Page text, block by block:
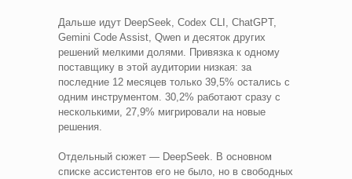
Дальше идут DeepSeek, Codex CLI, ChatGPT,
Gemini Code Assist, Qwen и десяток других
решений мелкими долями. Привязка к одному
поставщику в этой аудитории низкая: за
последние 12 месяцев только 39,5% остались с
одним инструментом. 30,2% работают сразу с
несколькими, 27,9% мигрировали на новые
решения.
Отдельный сюжет — DeepSeek. В основном
списке ассистентов его не было, но в свободных